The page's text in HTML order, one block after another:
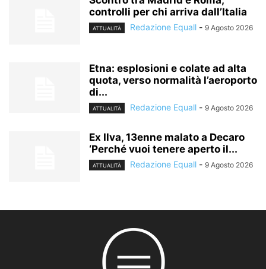
controlli per chi arriva dall’Italia
ATTUALITÀ Redazione Equall - 9 Agosto 2026
Etna: esplosioni e colate ad alta
quota, verso normalità l’aeroporto
di...
ATTUALITÀ Redazione Equall - 9 Agosto 2026
Ex Ilva, 13enne malato a Decaro
‘Perché vuoi tenere aperto il...
ATTUALITÀ Redazione Equall - 9 Agosto 2026